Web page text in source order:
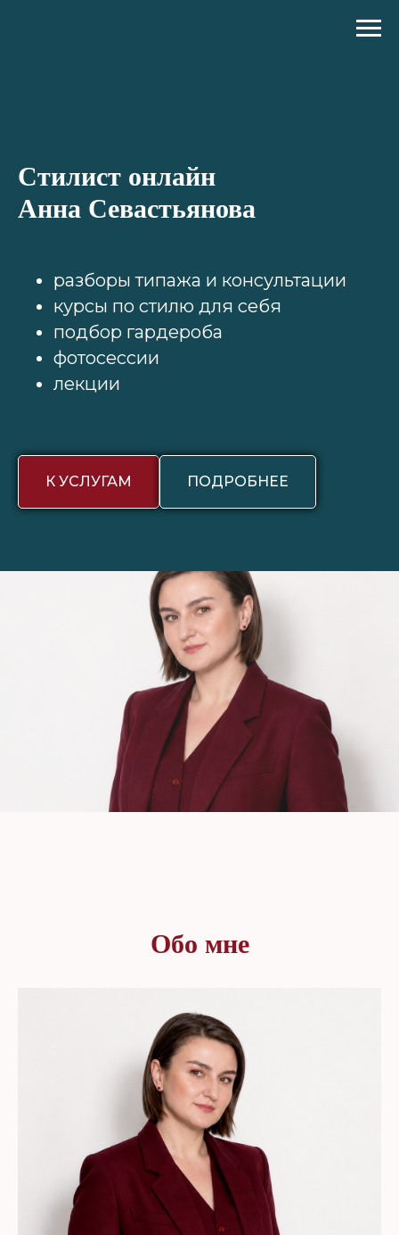
Стилист онлайн
Анна Севастьянова
разборы типажа и консультации
курсы по стилю для себя
подбор гардероба
фотосессии
лекции
К УСЛУГАМ ПОДРОБНЕЕ
Обо мне